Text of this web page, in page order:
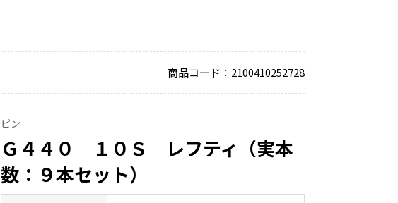
商品コード：2100410252728
ピン
Ｇ４４０ １０Ｓ レフティ（実本
数：９本セット）